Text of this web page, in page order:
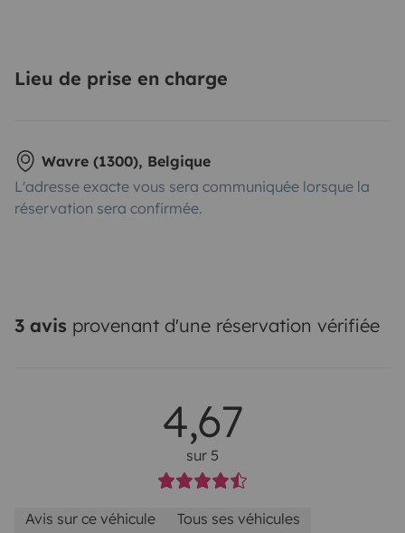
Lieu de prise en charge
Wavre (1300), Belgique
L'adresse exacte vous sera communiquée lorsque la
réservation sera confirmée.
3 avis provenant d'une réservation vérifiée
4,67
sur 5
Avis sur ce véhicule Tous ses véhicules